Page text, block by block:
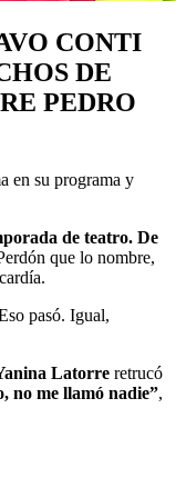
CONTI
DE
PEDRO
en su programa y
de teatro. De
que lo nombre,
pasó. Igual,
Latorre retrucó
no me llamó nadie”,